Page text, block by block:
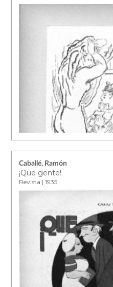
Caballé, Ramón
¡Que gente!
Revista | 1935